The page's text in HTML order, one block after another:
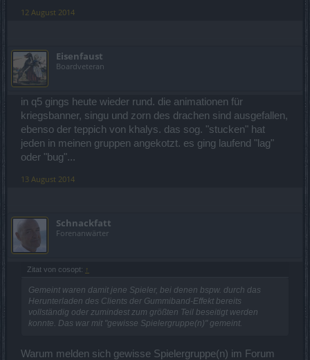
12 August 2014
Eisenfaust
Boardveteran
in q5 gings heute wieder rund. die animationen für
kriegsbanner, singu und zorn des drachen sind ausgefallen,
ebenso der teppich von khalys. das sog. "stucken" hat
jeden in meinen gruppen angekotzt. es ging laufend "lag"
oder "bug"...
13 August 2014
Schnackfatt
Forenanwärter
Zitat von cosopt: ↑
Gemeint waren damit jene Spieler, bei denen bspw. durch das
Herunterladen des Clients der Gummiband-Effekt bereits
vollständig oder zumindest zum größten Teil beseitigt werden
konnte. Das war mit "gewisse Spielergruppe(n)" gemeint.
Warum melden sich gewisse Spielergruppe(n) im Forum